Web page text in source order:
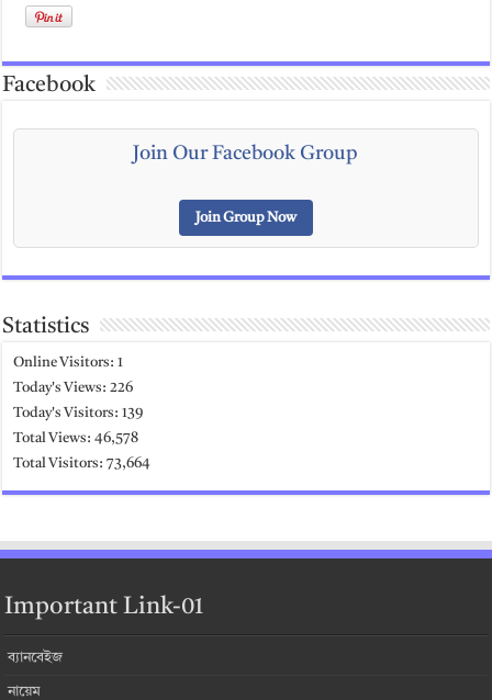
Facebook
Join Our Facebook Group
Join Group Now
Statistics
Online Visitors:1
Today's Views:226
Today's Visitors:139
Total Views:46,578
Total Visitors:73,664
Important Link-01
ব্যানবেইজ
নায়েম